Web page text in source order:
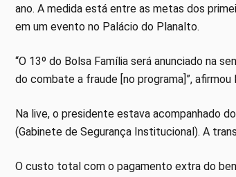
ano. A medida está entre as metas dos
em um evento no Palácio do Planalto.
“O 13º do Bolsa Família será anunciado na
do combate a fraude [no programa]”,
Na live, o presidente estava acompanhado
(Gabinete de Segurança Institucional). A
O custo total com o pagamento extra do